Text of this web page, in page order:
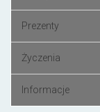
Prezenty
Życzenia
Informacje